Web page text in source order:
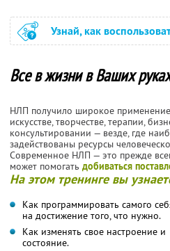
Узнай, как
Все в жизни в Ваших
НЛП получило широкое
искусстве, творчестве, терапии,
консультировании — везде, где
задействованы ресурсы
Современное НЛП — это прежде
может помогать добиваться
На этом тренинге вы
Как программировать самого
на достижение того, что нужно.
Как изменять свое настроение и
состояние.